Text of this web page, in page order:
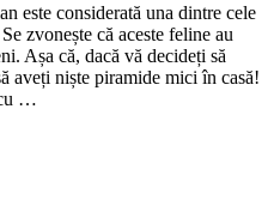
este considerată una dintre cele
zvonește că aceste feline au
Așa că, dacă vă decideți să
aveți niște piramide mici în casă!
…